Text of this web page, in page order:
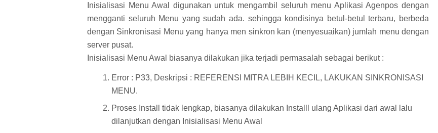
Inisialisasi Menu Awal digunakan untuk mengambil seluruh menu Aplikasi Agenpos dengan
mengganti seluruh Menu yang sudah ada. sehingga kondisinya betul-betul terbaru, berbeda
dengan Sinkronisasi Menu yang hanya men sinkron kan (menyesuaikan) jumlah menu dengan
server pusat.
Inisialisasi Menu Awal biasanya dilakukan jika terjadi permasalah sebagai berikut :
Error : P33, Deskripsi : REFERENSI MITRA LEBIH KECIL, LAKUKAN SINKRONISASI
MENU.
Proses Install tidak lengkap, biasanya dilakukan Installl ulang Aplikasi dari awal lalu
dilanjutkan dengan Inisialisasi Menu Awal